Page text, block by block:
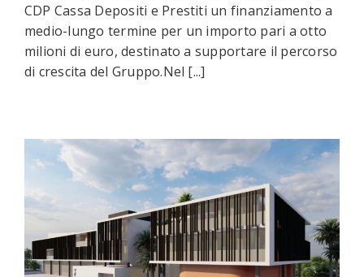
CDP Cassa Depositi e Prestiti un finanziamento a
medio-lungo termine per un importo pari a otto
milioni di euro, destinato a supportare il percorso
di crescita del Gruppo.Nel [...]